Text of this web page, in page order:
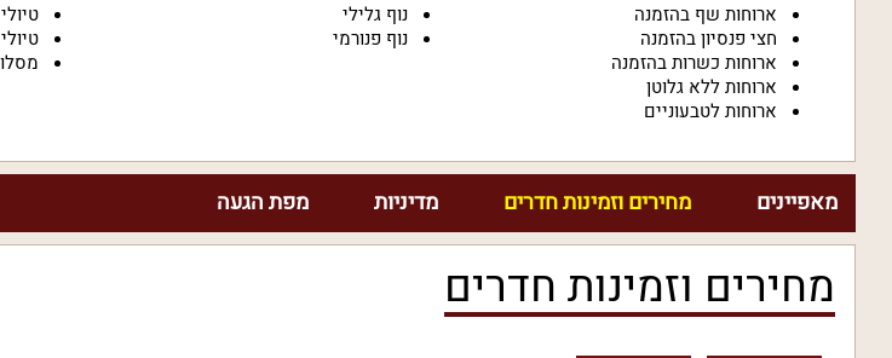
ארוחות שף בהזמנה
חצי פנסיון בהזמנה
ארוחות כשרות בהזמנה
ארוחות ללא גלוטן
ארוחות לטבעוניים
נוף גלילי
נוף פנורמי
מאפיינים מחירים וזמינות חדרים מדיניות מפת הגעה
מחירים וזמינות חדרים